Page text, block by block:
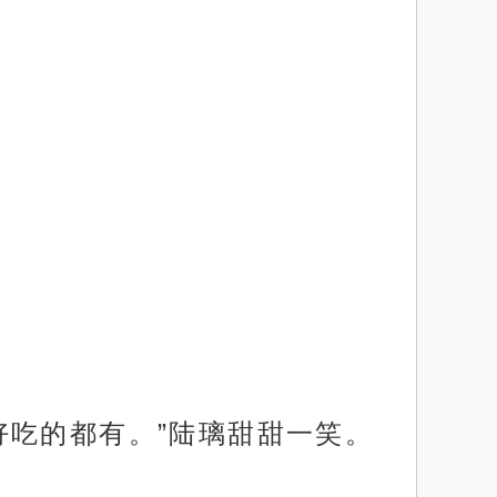
的都有。”陆璃甜甜一笑。